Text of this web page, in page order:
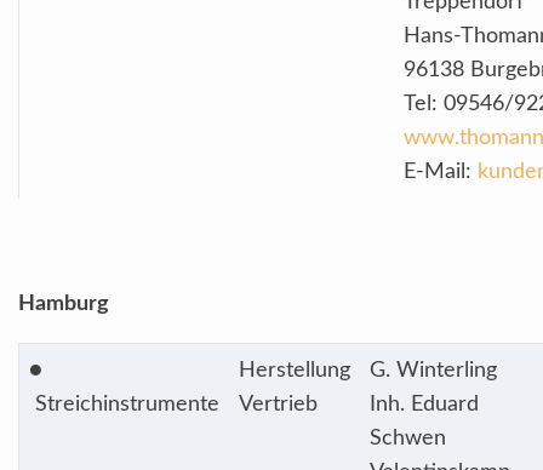
Hans-
96138
Tel: 09546/
E-Mail:
Hamburg
●
Streichinstrumente
Herstellung
Vertrieb
G. Winterling
Inh. Eduard
Schwen